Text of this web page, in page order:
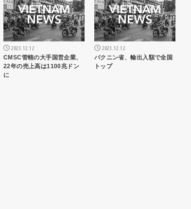
2023.12.12
CMSC管轄の大手国営企業、
22年の売上高は1100兆ドン
に
2023.12.12
バクニン省、輸出入額で全国
トップ